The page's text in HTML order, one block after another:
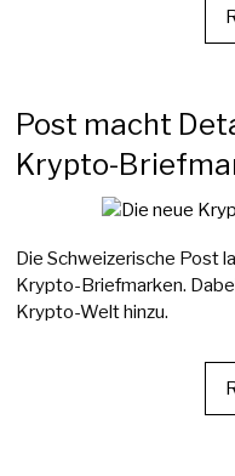
Post macht
Krypto-
Die Schweizerische Post
Krypto-Briefmarken.
Krypto-Welt hinzu.